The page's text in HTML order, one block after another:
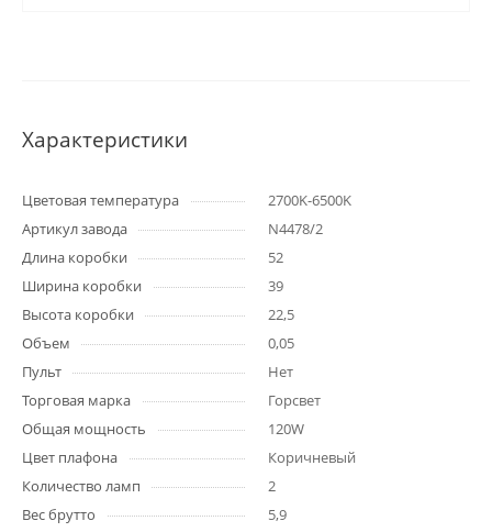
Характеристики
Цветовая температура
2700K-6500K
Артикул завода
N4478/2
Длина коробки
52
Ширина коробки
39
Высота коробки
22,5
Объем
0,05
Пульт
Нет
Торговая марка
Горсвет
Общая мощность
120W
Цвет плафона
Коричневый
Количество ламп
2
Вес брутто
5,9